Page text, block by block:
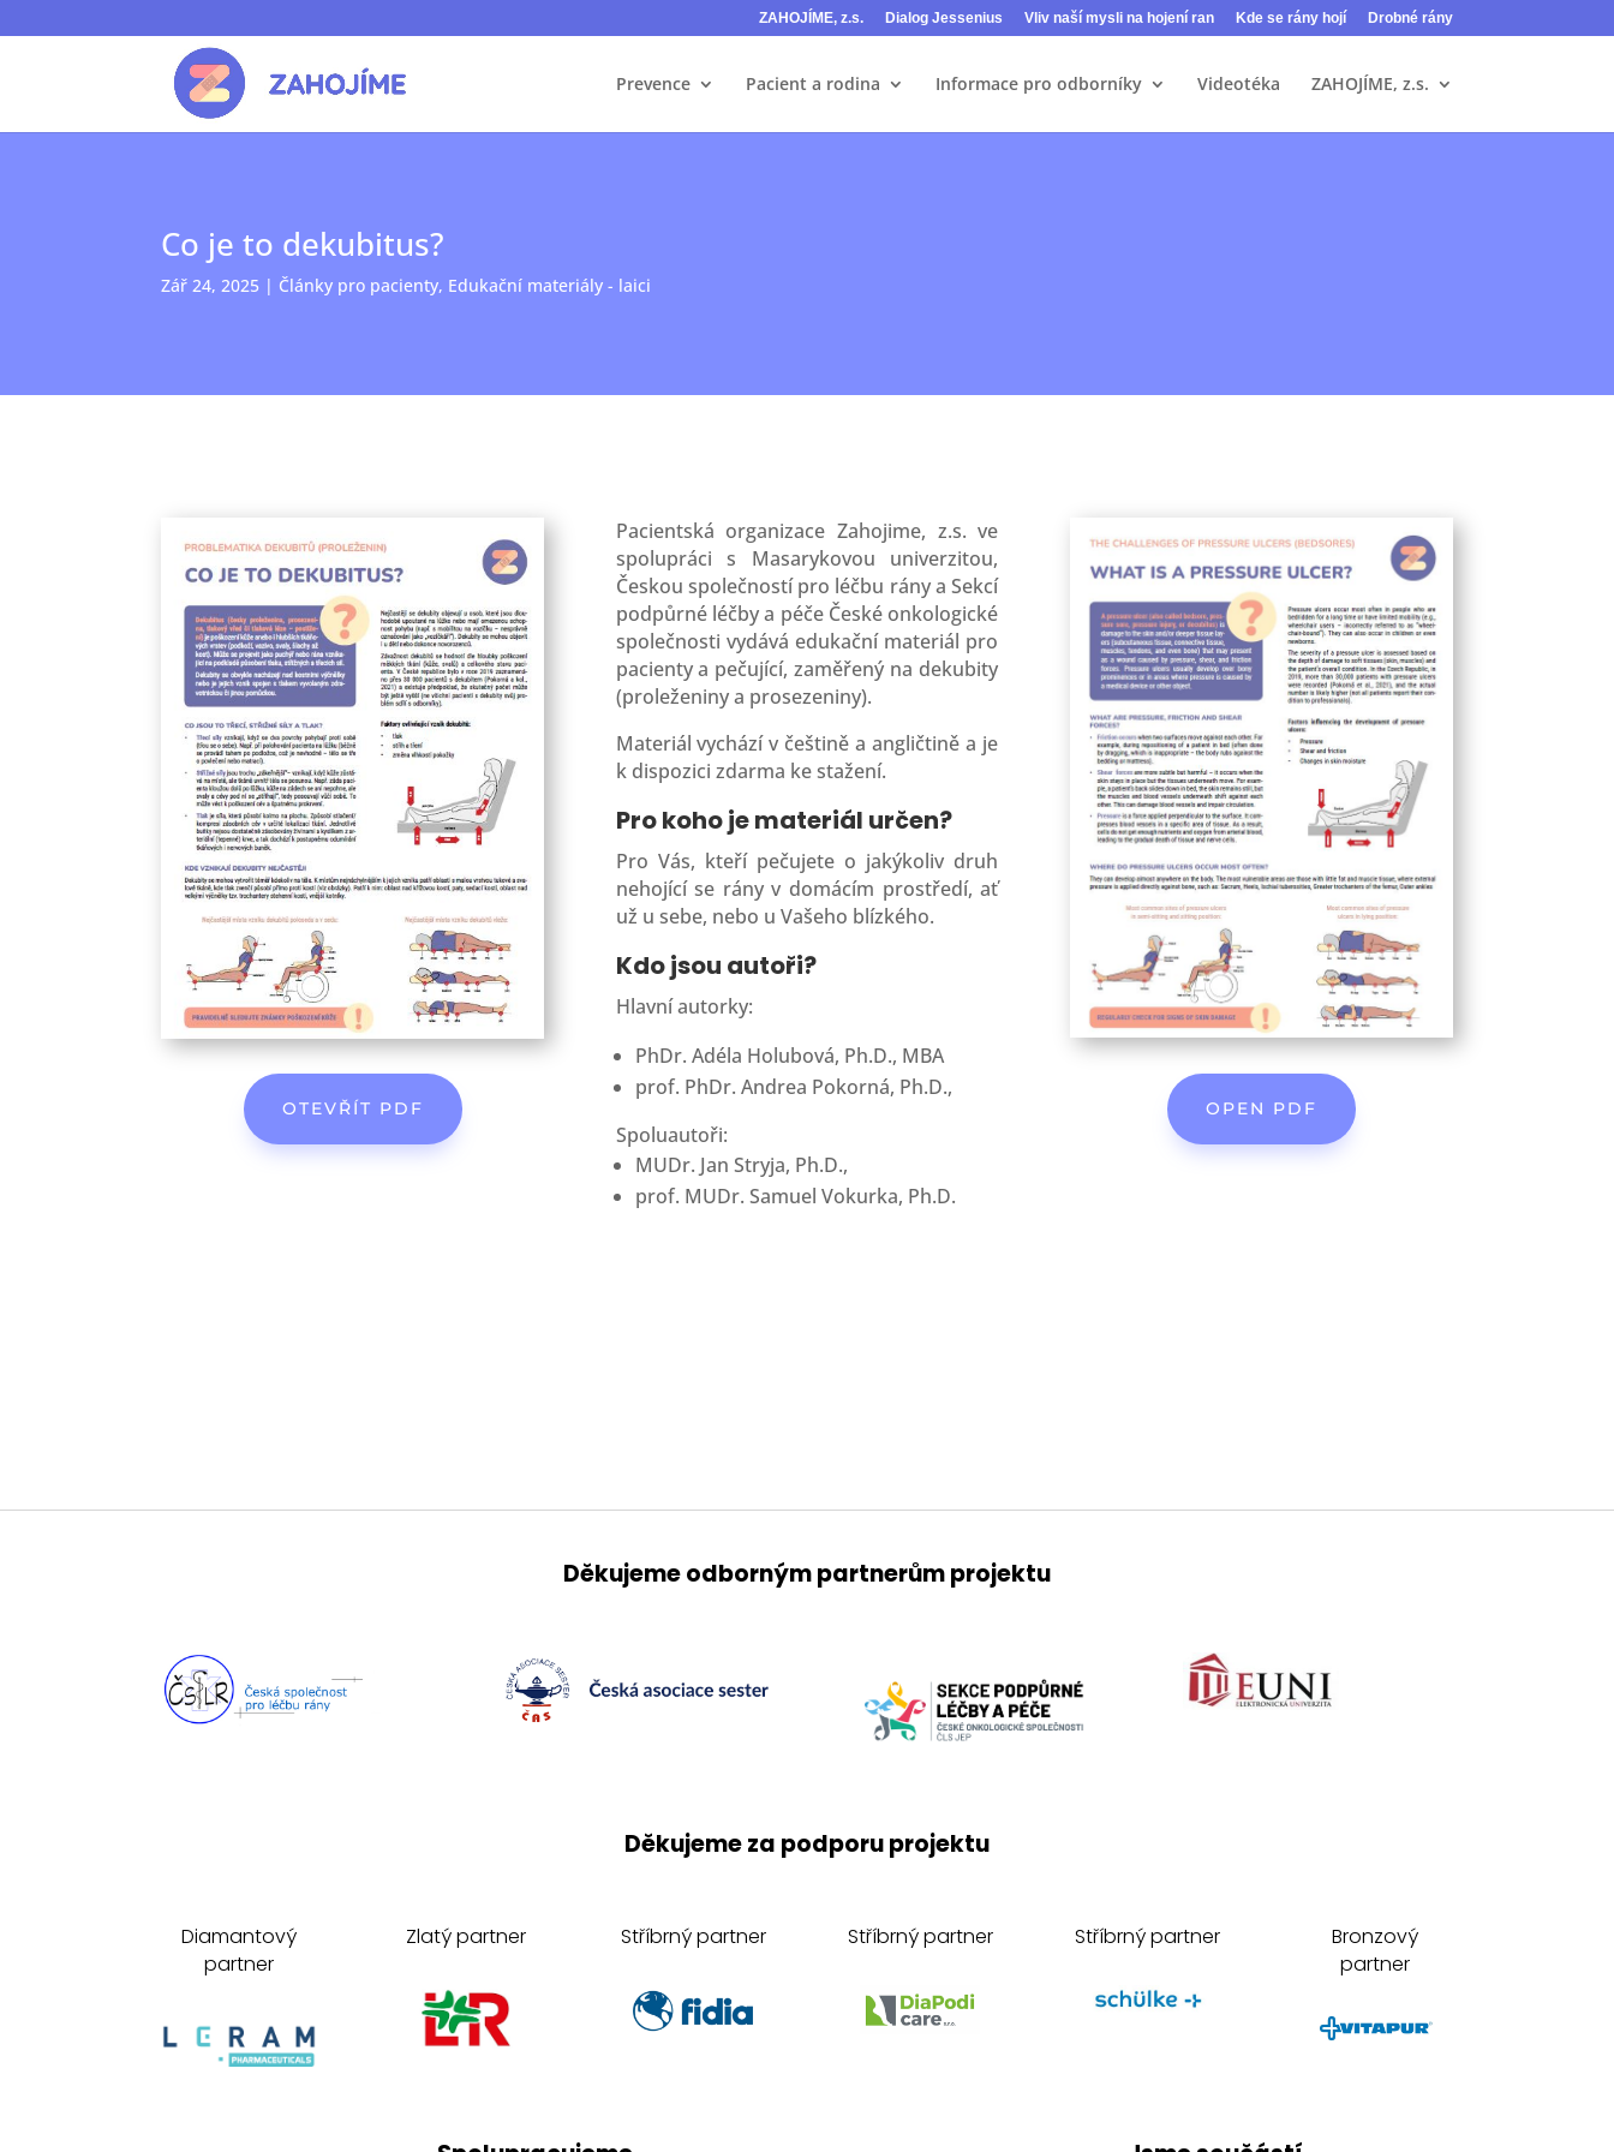
ZAHOJÍME, z.s. Dialog Jessenius Vliv naší mysli na hojení ran Kde se rány hojí Drobné rány
Prevence Pacient a rodina Informace pro odborníky Videotéka ZAHOJÍME, z.s.
Co je to dekubitus?
Zář 24, 2025 | Články pro pacienty, Edukační materiály - laici
OTEVŘÍT PDF
Pacientská organizace Zahojime, z.s. ve
spolupráci s Masarykovou univerzitou,
Českou společností pro léčbu rány a Sekcí
podpůrné léčby a péče České onkologické
společnosti vydává edukační materiál pro
pacienty a pečující, zaměřený na dekubity
(proleženiny a prosezeniny).
Materiál vychází v češtině a angličtině a je
k dispozici zdarma ke stažení.
Pro koho je materiál určen?
Pro Vás, kteří pečujete o jakýkoliv druh
nehojící se rány v domácím prostředí, ať
už u sebe, nebo u Vašeho blízkého.
Kdo jsou autoři?
Hlavní autorky:
PhDr. Adéla Holubová, Ph.D., MBA
prof. PhDr. Andrea Pokorná, Ph.D.,
Spoluautoři:
MUDr. Jan Stryja, Ph.D.,
prof. MUDr. Samuel Vokurka, Ph.D.
OPEN PDF
Děkujeme odborným partnerům projektu
Děkujeme za podporu projektu
Diamantový
partner
Zlatý partner Stříbrný partner Stříbrný partner Stříbrný partner
Bronzový
partner